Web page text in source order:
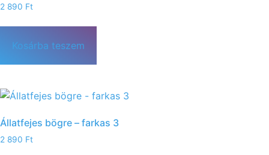
2 890 Ft
Kosárba teszem
Állatfejes bögre – farkas 3
2 890 Ft